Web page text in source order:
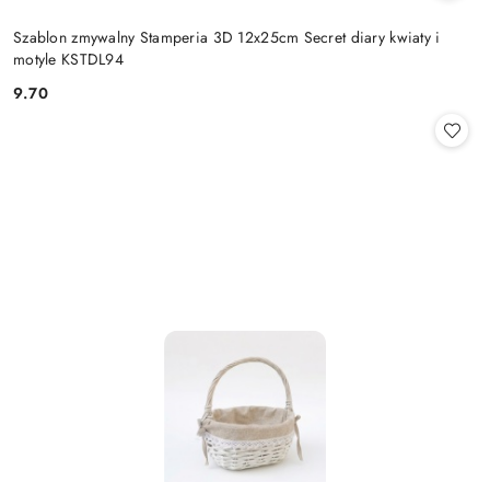
Szablon zmywalny Stamperia 3D 12x25cm Secret diary kwiaty i
motyle KSTDL94
Cena:
9.70